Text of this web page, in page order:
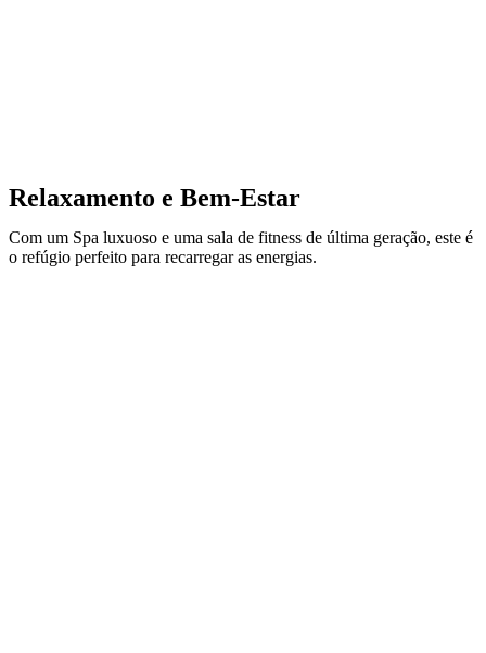
Relaxamento e Bem-Estar
Com um Spa luxuoso e uma sala de fitness de última geração, este é
o refúgio perfeito para recarregar as energias.